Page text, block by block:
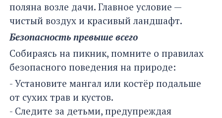
поляна возле дачи. Главное условие —
чистый воздух и красивый ландшафт.
Безопасность превыше всего
Собираясь на пикник, помните о правилах
безопасного поведения на природе:
- Установите мангал или костёр подальше
от сухих трав и кустов.
- Следите за детьми, предупреждая